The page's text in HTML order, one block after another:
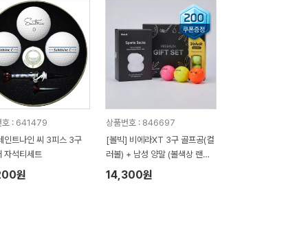
호 : 641479
인트나인 씨 3피스 3구
자석티세트
원
상품번호 : 846697
[볼빅] 비에라XT 3구 골프공(컬
러볼) + 남성 양말 (볼색상 랜덤,
쇼핑백포함)
14,300원